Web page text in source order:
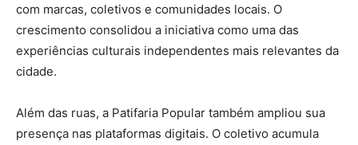
com marcas, coletivos e comunidades locais. O
crescimento consolidou a iniciativa como uma das
experiências culturais independentes mais relevantes da
cidade.
Além das ruas, a Patifaria Popular também ampliou sua
presença nas plataformas digitais. O coletivo acumula